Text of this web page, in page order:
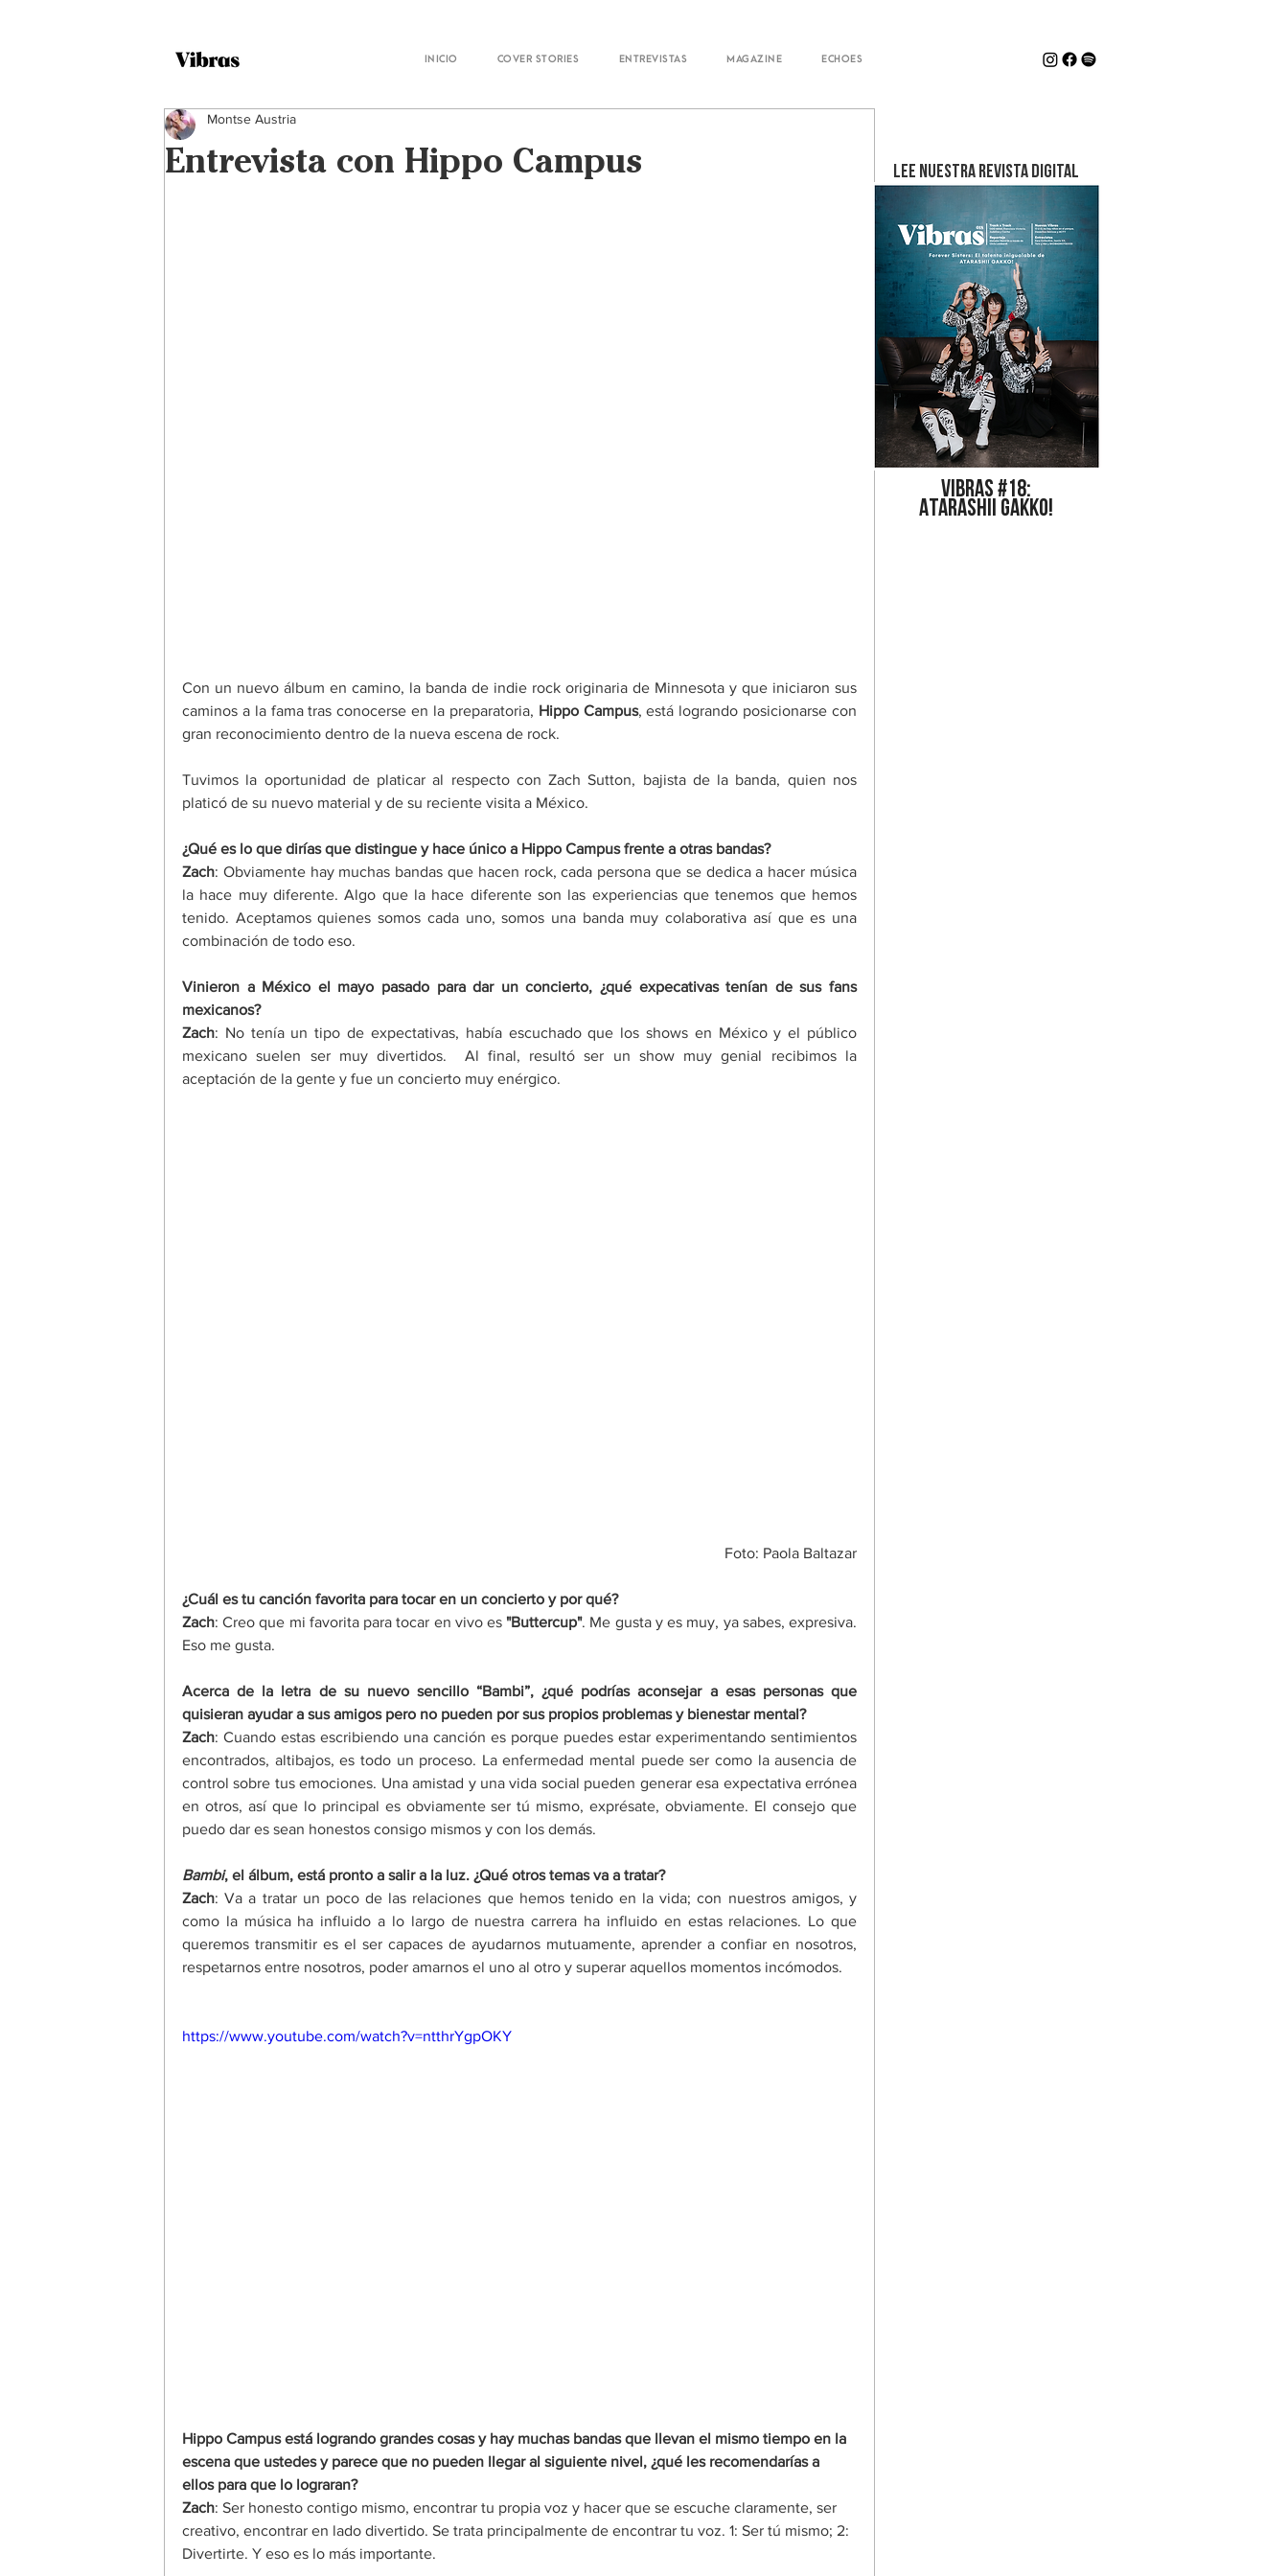
Inicio Cover Stories Entrevistas Magazine Echoes
Entrevista con Hippo Campus
Montse Austria
Con un nuevo álbum en camino, la banda de indie rock originaria de Minnesota y que iniciaron sus
caminos a la fama tras conocerse en la preparatoria, Hippo Campus, está logrando posicionarse con
gran reconocimiento dentro de la nueva escena de rock.
Tuvimos la oportunidad de platicar al respecto con Zach Sutton, bajista de la banda, quien nos
platicó de su nuevo material y de su reciente visita a México.
¿Qué es lo que dirías que distingue y hace único a Hippo Campus frente a otras bandas?
Zach: Obviamente hay muchas bandas que hacen rock, cada persona que se dedica a hacer música
la hace muy diferente. Algo que la hace diferente son las experiencias que tenemos que hemos
tenido. Aceptamos quienes somos cada uno, somos una banda muy colaborativa así que es una
combinación de todo eso.
Vinieron a México el mayo pasado para dar un concierto, ¿qué expecativas tenían de sus fans
mexicanos?
Zach: No tenía un tipo de expectativas, había escuchado que los shows en México y el público
mexicano suelen ser muy divertidos.  Al final, resultó ser un show muy genial recibimos la
aceptación de la gente y fue un concierto muy enérgico.
Foto: Paola Baltazar
¿Cuál es tu canción favorita para tocar en un concierto y por qué?
Zach: Creo que mi favorita para tocar en vivo es "Buttercup". Me gusta y es muy, ya sabes, expresiva.
Eso me gusta.
Acerca de la letra de su nuevo sencillo “Bambi”, ¿qué podrías aconsejar a esas personas que
quisieran ayudar a sus amigos pero no pueden por sus propios problemas y bienestar mental?
Zach: Cuando estas escribiendo una canción es porque puedes estar experimentando sentimientos
encontrados, altibajos, es todo un proceso. La enfermedad mental puede ser como la ausencia de
control sobre tus emociones. Una amistad y una vida social pueden generar esa expectativa errónea
en otros, así que lo principal es obviamente ser tú mismo, exprésate, obviamente. El consejo que
puedo dar es sean honestos consigo mismos y con los demás.
Bambi, el álbum, está pronto a salir a la luz. ¿Qué otros temas va a tratar?
Zach: Va a tratar un poco de las relaciones que hemos tenido en la vida; con nuestros amigos, y
como la música ha influido a lo largo de nuestra carrera ha influido en estas relaciones. Lo que
queremos transmitir es el ser capaces de ayudarnos mutuamente, aprender a confiar en nosotros,
respetarnos entre nosotros, poder amarnos el uno al otro y superar aquellos momentos incómodos.
https://www.youtube.com/watch?v=ntthrYgpOKY
Hippo Campus está logrando grandes cosas y hay muchas bandas que llevan el mismo tiempo en la
escena que ustedes y parece que no pueden llegar al siguiente nivel, ¿qué les recomendarías a
ellos para que lo lograran?
Zach: Ser honesto contigo mismo, encontrar tu propia voz y hacer que se escuche claramente, ser
creativo, encontrar en lado divertido. Se trata principalmente de encontrar tu voz. 1: Ser tú mismo; 2:
Divertirte. Y eso es lo más importante.
LEE NUESTRA REVISTA DIGITAL
Vibras #18:
ATARASHII GAKKO!